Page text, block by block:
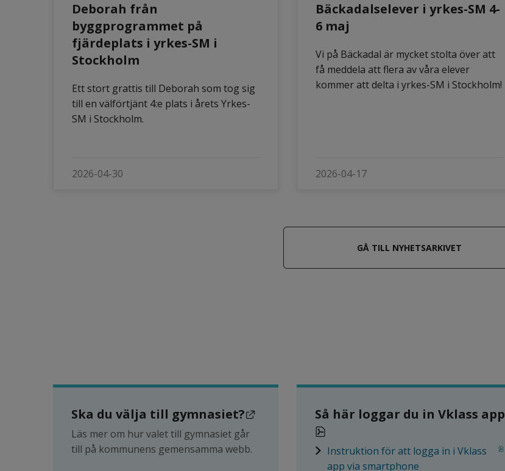
Deborah från
byggprogrammet på
fjärdeplats i yrkes-SM i
Stockholm
Ett stort grattis till Deborah som tog sig
till en välförtjänt 4:e plats i årets Yrkes-
SM i Stockholm.
2026-04-30
Bäckadalselever i yrkes-SM 4-
6 maj
Vi på Bäckadal är mycket stolta över att
få meddela att flera av våra elever
kommer att delta i yrkes-SM i Stockholm!
2026-04-17
GÅ TILL NYHETSARKIVET
Ska du välja till gymnasiet? Länk till annan webbplats.
Läs mer om hur valet till gymnasiet går
till på kommunens gemensamma webb.
Så här loggar du in Vklass app
pdf, 272.5 kB.
Instruktion för att logga in i Vklass
app via smartphone
pdf, 272.5 kB.